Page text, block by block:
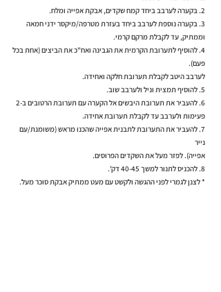
2. בקערה לערבב ביחד קמח שקדים, אבקת אפייה ומלח.
3. בקערה נוספת לערבב ביחד בעזרת מטרפה/מיקסר ידני חמאה
וממתיק, עד לקבלת מרקם קרמי.
4. להוסיף לתערובת הקרמית את הגבינה ואח"כ את הביצים (אחת בכל
פעם).
לערבב היטב לקבלת תערובת חלקה ואחידה.
5. להוסיף תמצית וניל ולערבב שוב.
6. להעביר את תערובת היבשים אל הקערה עם תערובת הרטובים ב-2
פעימות ולערבב עד לקבלת תערובת אחידה.
7. להעביר את התערובת לתבנית אפייה שהכנו מראש (משומנת/עם
נייר
אפייה). לפזר מעל את השקדים הפרוסים.
8. להכניס לתנור למשך 40-45 דק'.
* לצנן לגמרי לפני ההגשה ולקשט עם מעט ממתיק אבקת סוכר מעל.